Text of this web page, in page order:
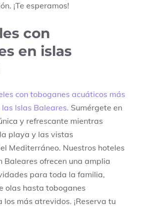
¡Te esperamos!
con
en islas
con toboganes acuáticos más
Islas Baleares. Sumérgete en
y refrescante mientras
playa y las vistas
Mediterráneo. Nuestros hoteles
Baleares ofrecen una amplia
para toda la familia,
olas hasta toboganes
más atrevidos. ¡Reserva tu